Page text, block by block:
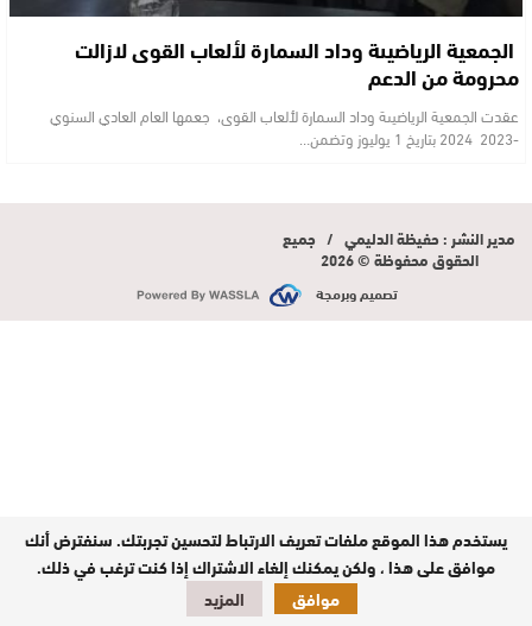
الجمعية الرياضيىة وداد السمارة لألعاب القوى لازالت
محرومة من الدعم
عقدت الجمعية الرياضيىة وداد السمارة لألعاب القوى، جعمها العام العادي السنوي
-2023 2024 بتاريخ 1 يوليوز وتضمن…
مدير النشر : حفيظة الدليمي / جميع
الحقوق محفوظة © 2026
تصميم وبرمجة
يستخدم هذا الموقع ملفات تعريف الارتباط لتحسين تجربتك. سنفترض أنك
موافق على هذا ، ولكن يمكنك إلغاء الاشتراك إذا كنت ترغب في ذلك.
موافق
المزيد